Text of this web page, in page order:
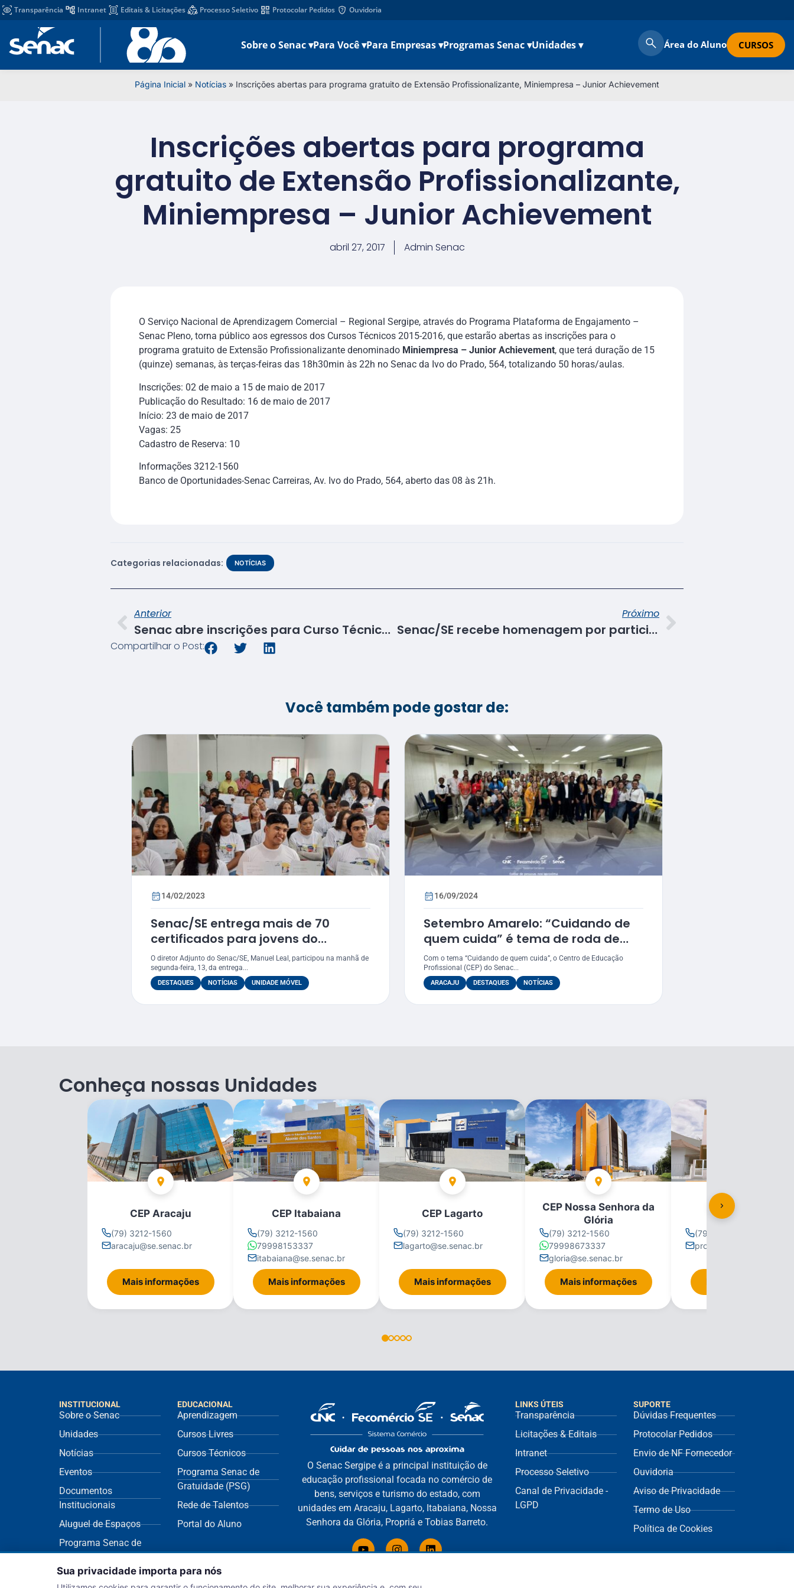
Transparência Intranet Editais & Licitações Processo Seletivo Protocolar Pedidos Ouvidoria
Sobre o Senac ▾Para Você ▾Para Empresas ▾Programas Senac ▾Unidades ▾ Área do Aluno CURSOS
Página Inicial » Notícias » Inscrições abertas para programa gratuito de Extensão Profissionalizante, Miniempresa – Junior Achievement
Inscrições abertas para programa
gratuito de Extensão Profissionalizante,
Miniempresa – Junior Achievement
abril 27, 2017 Admin Senac
O Serviço Nacional de Aprendizagem Comercial – Regional Sergipe, através do Programa Plataforma de Engajamento –
Senac Pleno, torna público aos egressos dos Cursos Técnicos 2015-2016, que estarão abertas as inscrições para o
programa gratuito de Extensão Profissionalizante denominado Miniempresa – Junior Achievement, que terá duração de 15
(quinze) semanas, às terças-feiras das 18h30min às 22h no Senac da Ivo do Prado, 564, totalizando 50 horas/aulas.
Inscrições: 02 de maio a 15 de maio de 2017
Publicação do Resultado: 16 de maio de 2017
Início: 23 de maio de 2017
Vagas: 25
Cadastro de Reserva: 10
Informações 3212-1560
Banco de Oportunidades-Senac Carreiras, Av. Ivo do Prado, 564, aberto das 08 às 21h.
Categorias relacionadas: NOTÍCIAS
Anterior
Senac abre inscrições para Curso Técnico em Guia de Turismo
Próximo
Senac/SE recebe homenagem por participação no ‘Dia de Cooperar 2016’
Compartilhar o Post:
Você também pode gostar de:
14/02/2023
Senac/SE entrega mais de 70
certificados para jovens do
Conjunto Jardim, em Socorro
O diretor Adjunto do Senac/SE, Manuel Leal, participou na manhã de
segunda-feira, 13, da entrega...
DESTAQUES NOTÍCIAS UNIDADE MÓVEL
16/09/2024
Setembro Amarelo: “Cuidando de
quem cuida” é tema de roda de
conversa no Senac
Com o tema “Cuidando de quem cuida”, o Centro de Educação
Profissional (CEP) do Senac...
ARACAJU DESTAQUES NOTÍCIAS
Conheça nossas Unidades
CEP Aracaju
(79) 3212-1560
aracaju@se.senac.br
Mais informações
CEP Itabaiana
(79) 3212-1560
79998153337
itabaiana@se.senac.br
Mais informações
CEP Lagarto
(79) 3212-1560
lagarto@se.senac.br
Mais informações
CEP Nossa Senhora da
Glória
(79) 3212-1560
79998673337
gloria@se.senac.br
Mais informações
CEP Propriá
(79) 3212-1560
propria@se.senac.br
INSTITUCIONAL
Sobre o Senac
Unidades
Notícias
Eventos
Documentos
Institucionais
Aluguel de Espaços
Programa Senac de
Sustentabilidade
(ECOS)
EDUCACIONAL
Aprendizagem
Cursos Livres
Cursos Técnicos
Programa Senac de
Gratuidade (PSG)
Rede de Talentos
Portal do Aluno
O Senac Sergipe é a principal instituição de
educação profissional focada no comércio de
bens, serviços e turismo do estado, com
unidades em Aracaju, Lagarto, Itabaiana, Nossa
Senhora da Glória, Propriá e Tobias Barreto.
LINKS ÚTEIS
Transparência
Licitações & Editais
Intranet
Processo Seletivo
Canal de Privacidade -
LGPD
SUPORTE
Dúvidas Frequentes
Protocolar Pedidos
Envio de NF Fornecedor
Ouvidoria
Aviso de Privacidade
Termo de Uso
Política de Cookies
Sua privacidade importa para nós